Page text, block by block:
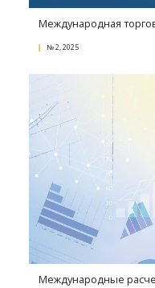
Ценники в
№ 4, 2021